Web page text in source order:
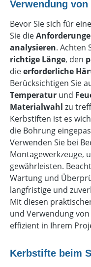
Verwendung
Bevor Sie sich für
Sie die
analysieren. Achten
richtige Länge, den
dieerforderliche
Berücksichtigen Sie
Temperatur und
Materialwahl zu
Kerbstiften ist es
die Bohrung
Verwenden Sie bei
Montagewerkzeuge,
gewährleisten.
Wartung und
langfristige und
Mit diesen
und Verwendung
effizient in Ihrem
Kerbstifte beim